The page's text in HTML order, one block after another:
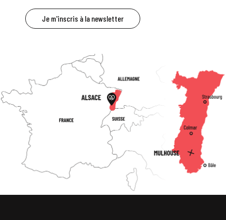
Je m'inscris à la newsletter